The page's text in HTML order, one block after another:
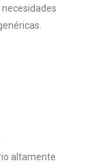
altamente